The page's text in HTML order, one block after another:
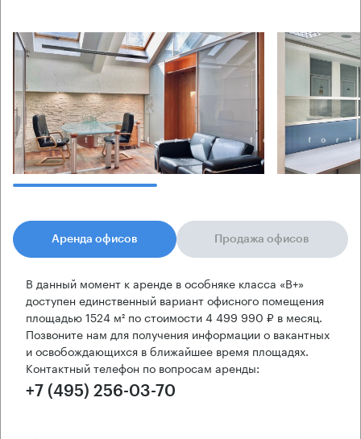
Аренда офисов Продажа офисов
В данный момент к аренде в особняке класса «B+»
доступен единственный вариант офисного помещения
площадью 1524 м² по стоимости 4 499 990 ₽ в месяц.
Позвоните нам для получения информации о вакантных
и освобождающихся в ближайшее время площадях.
Контактный телефон по вопросам аренды:
+7 (495) 256-03-70